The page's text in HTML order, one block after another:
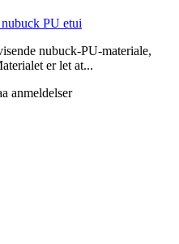
PU etui
nubuck-PU-materiale,
er let at...
anmeldelser